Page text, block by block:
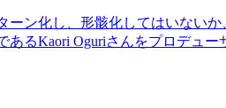
ン化し、形骸化してはいない
るKaori Oguriさんをプロデュー